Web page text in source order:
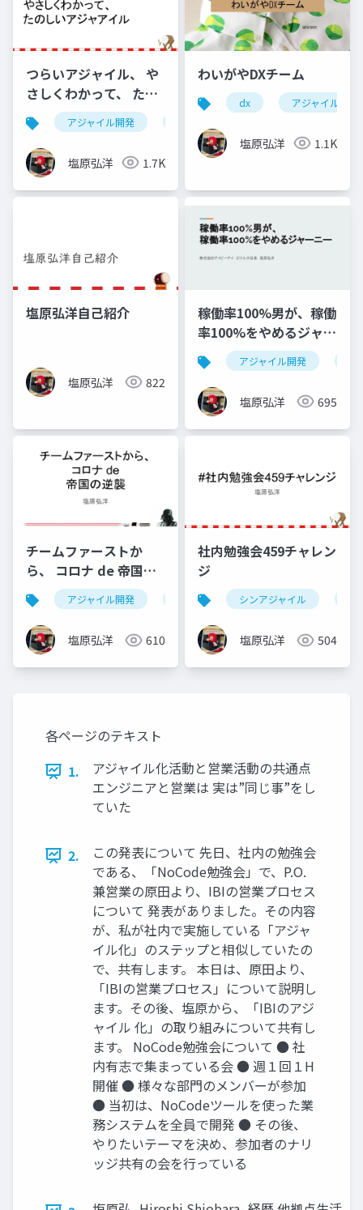
つらいアジャイル、 や
さしくわかって、 たの
しいアジャアイル
アジャイル開発
塩原弘洋 1.7K
わいがやDXチーム
dx アジャイル開発
塩原弘洋 1.1K
塩原弘洋自己紹介
塩原弘洋 822
稼働率100%男が、稼働
率100%をやめるジャー
ニー
アジャイル開発
塩原弘洋 695
チームファーストか
ら、 コロナ de 帝国の
逆襲
アジャイル開発 devlove
塩原弘洋 610
社内勉強会459チャレン
ジ
シンアジャイル
塩原弘洋 504
各ページのテキスト
1.
アジャイル化活動と営業活動の共通点
エンジニアと営業は 実は”同じ事”をし
ていた
2.
この発表について 先⽇、社内の勉強会
である、「NoCode勉強会」で、P.O.
兼営業の原⽥より、IBIの営業プロセス
について 発表がありました。その内容
が、私が社内で実施している「アジャ
イル化」のステップと相似していたの
で、共有します。 本⽇は、原⽥より、
「IBIの営業プロセス」について説明し
ます。その後、塩原から、「IBIのアジ
ャイル 化」の取り組みについて共有し
ます。 NoCode勉強会について ● 社
内有志で集まっている会 ● 週１回１H
開催 ● 様々な部⾨のメンバーが参加
● 当初は、NoCodeツールを使った業
務システムを全員で開発 ● その後、
やりたいテーマを決め、参加者のナリ
ッジ共有の会を⾏っている